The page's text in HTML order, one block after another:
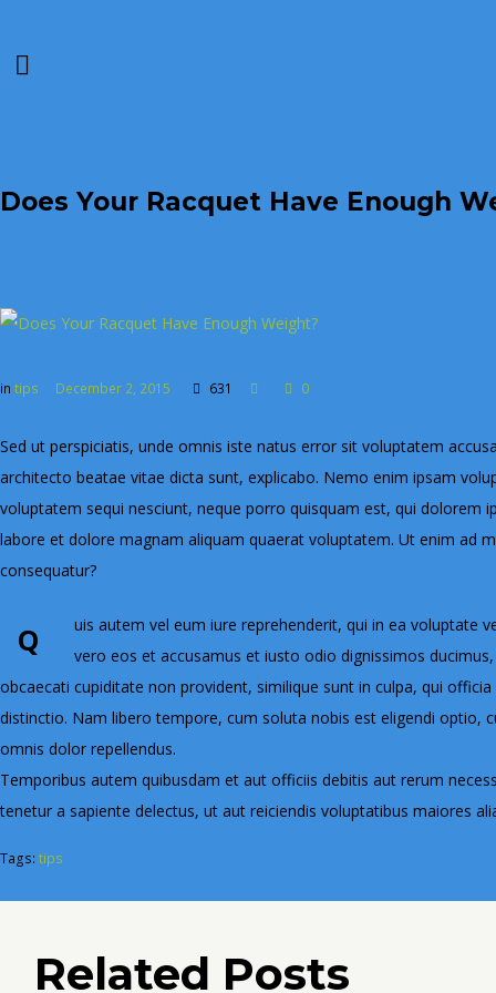
Does Your Racquet Have Enough
in tips December 2, 2015 631 0
Sed ut perspiciatis, unde omnis iste natus error sit voluptatem
architecto beatae vitae dicta sunt, explicabo. Nemo enim ipsam
voluptatem sequi nesciunt, neque porro quisquam est, qui
labore et dolore magnam aliquam quaerat voluptatem. Ut enim ad
consequatur?
Q
uis autem vel eum iure reprehenderit, qui in ea voluptate
vero eos et accusamus et iusto odio dignissimos
obcaecati cupiditate non provident, similique sunt in culpa, qui
distinctio. Nam libero tempore, cum soluta nobis est eligendi optio,
omnis dolor repellendus.
Temporibus autem quibusdam et aut officiis debitis aut rerum
tenetur a sapiente delectus, ut aut reiciendis voluptatibus maiores
Tags: tips
Related Posts